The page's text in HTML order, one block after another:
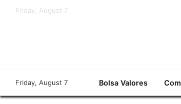
Friday, August 7
Friday, August 7 Bolsa Valores